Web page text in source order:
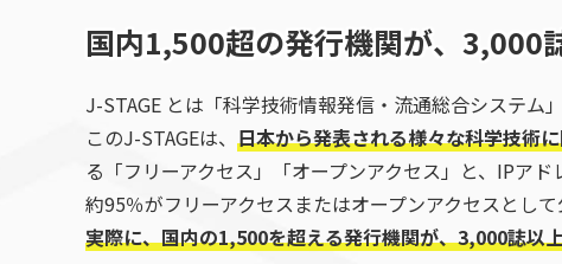
クリエイティブデザイン J-
国内1,500超の発行機関が、 3,000
J-STAGE とは「科学技術情報発信・流通総合システム
このJ-STAGEは、 日本から発表される様々な科学技術
る「フリーアクセス」「オープンアクセス」と、IPア
約95％がフリーアクセスまたはオープンアクセスとし
実際に、国内の1,500を超える発行機関が、3,000誌以